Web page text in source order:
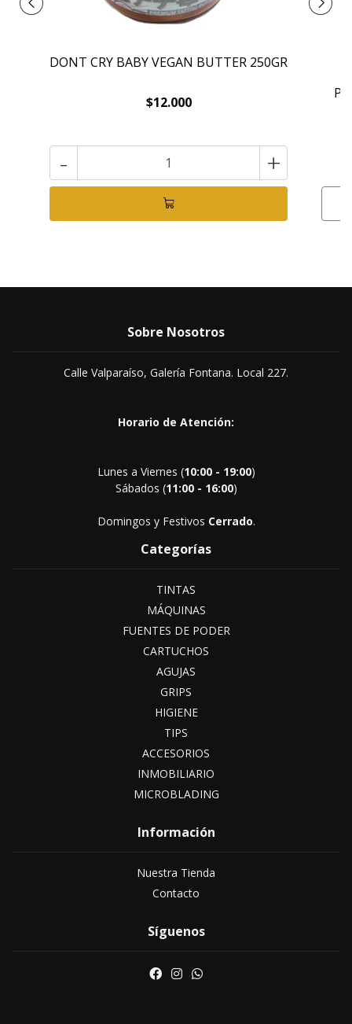
DONT CRY BABY VEGAN BUTTER 250GR
$12.000
- +
Sobre Nosotros
Calle Valparaíso, Galería Fontana. Local 227.
Horario de Atención:
Lunes a Viernes (10:00 - 19:00)
Sábados (11:00 - 16:00)
Domingos y Festivos Cerrado.
Categorías
TINTAS
MÁQUINAS
FUENTES DE PODER
CARTUCHOS
AGUJAS
GRIPS
HIGIENE
TIPS
ACCESORIOS
INMOBILIARIO
MICROBLADING
Información
Nuestra Tienda
Contacto
Síguenos